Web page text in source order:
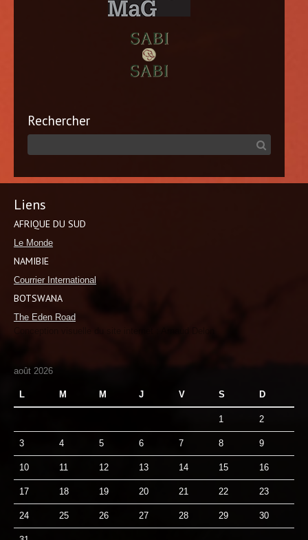
Rechercher
Liens
AFRIQUE DU SUD
Le Monde
NAMIBIE
Courrier International
BOTSWANA
The Eden Road
août 2026
L M M J V S D
1 2
3 4 5 6 7 8 9
10 11 12 13 14 15 16
17 18 19 20 21 22 23
24 25 26 27 28 29 30